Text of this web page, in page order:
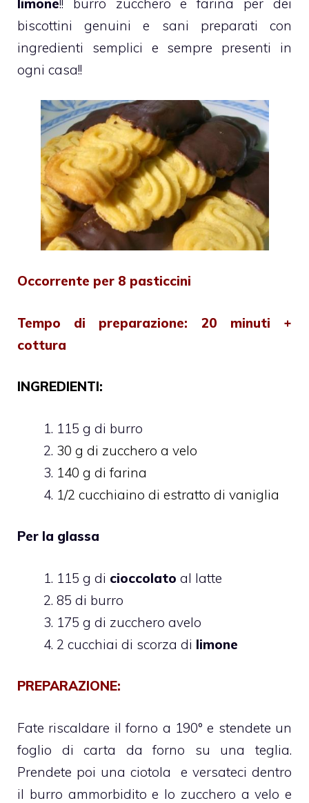
limone!! burro zucchero e farina per dei
biscottini genuini e sani preparati con
ingredienti semplici e sempre presenti in
ogni casa!!
Occorrente per 8 pasticcini
Tempo di preparazione: 20 minuti +
cottura
INGREDIENTI:
115 g di burro
30 g di zucchero a velo
140 g di farina
1/2 cucchiaino di estratto di vaniglia
Per la glassa
115 g di cioccolato al latte
85 di burro
175 g di zucchero avelo
2 cucchiai di scorza di limone
PREPARAZIONE:
Fate riscaldare il forno a 190° e stendete un
foglio di carta da forno su una teglia.
Prendete poi una ciotola e versateci dentro
il burro ammorbidito e lo zucchero a velo e